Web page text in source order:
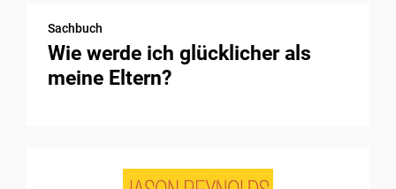
Sachbuch
Wie werde ich glücklicher als
meine Eltern?